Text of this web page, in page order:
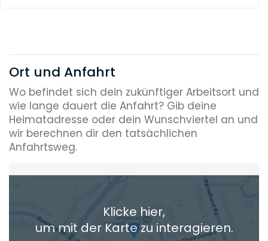
Ort und Anfahrt
Wo befindet sich dein zukünftiger Arbeitsort und
wie lange dauert die Anfahrt? Gib deine
Heimatadresse oder dein Wunschviertel an und
wir berechnen dir den tatsächlichen
Anfahrtsweg.
Heimatadresse oder Wunschort
+ Aktuellen Standort hinzufügen
Klicke hier,
um mit der Karte zu interagieren.